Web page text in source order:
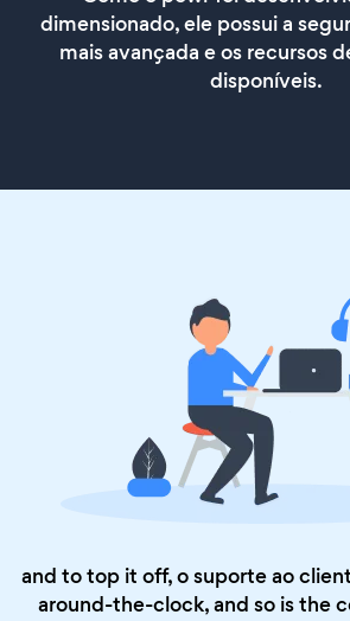
dimensionado, ele possui a
mais avançada e os recursos
disponíveis.
and to top it off, o suporte ao
around-the-clock, and so is the